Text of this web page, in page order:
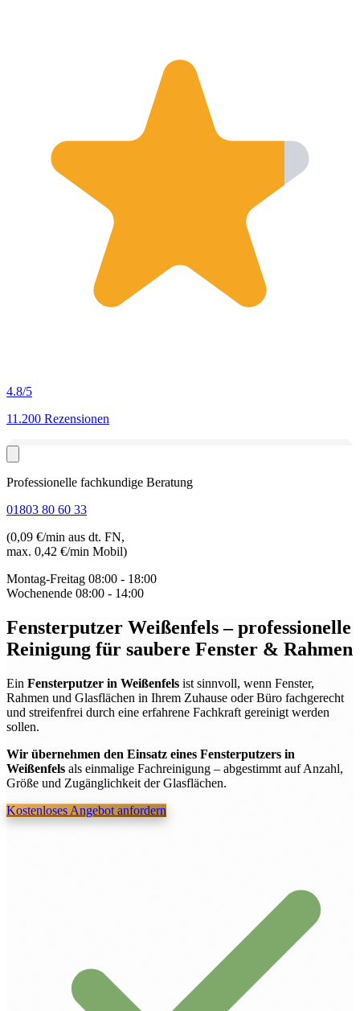
4.8/5
11.200 Rezensionen
Professionelle fachkundige Beratung
01803 80 60 33
(0,09 €/min aus dt. FN,
max. 0,42 €/min Mobil)
Montag-Freitag 08:00 - 18:00
Wochenende 08:00 - 14:00
Fensterputzer Weißenfels– professionelle
Reinigung für saubere Fenster & Rahmen
Ein Fensterputzer in Weißenfels ist sinnvoll, wenn Fenster,
Rahmen und Glasflächen in Ihrem Zuhause oder Büro fachgerecht
und streifenfrei durch eine erfahrene Fachkraft gereinigt werden
sollen.
Wir übernehmen den Einsatz eines Fensterputzers in
Weißenfels als einmalige Fachreinigung – abgestimmt auf Anzahl,
Größe und Zugänglichkeit der Glasflächen.
Kostenloses Angebot anfordern